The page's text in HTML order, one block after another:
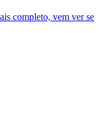
completo, vem ver se